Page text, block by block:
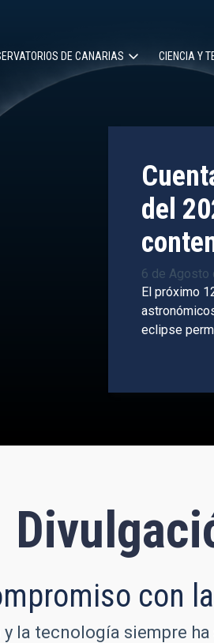
DE CANARIAS CIENCIA Y
del
6 de Agosto
El próximo
eclipse
con
la tecnología siempre